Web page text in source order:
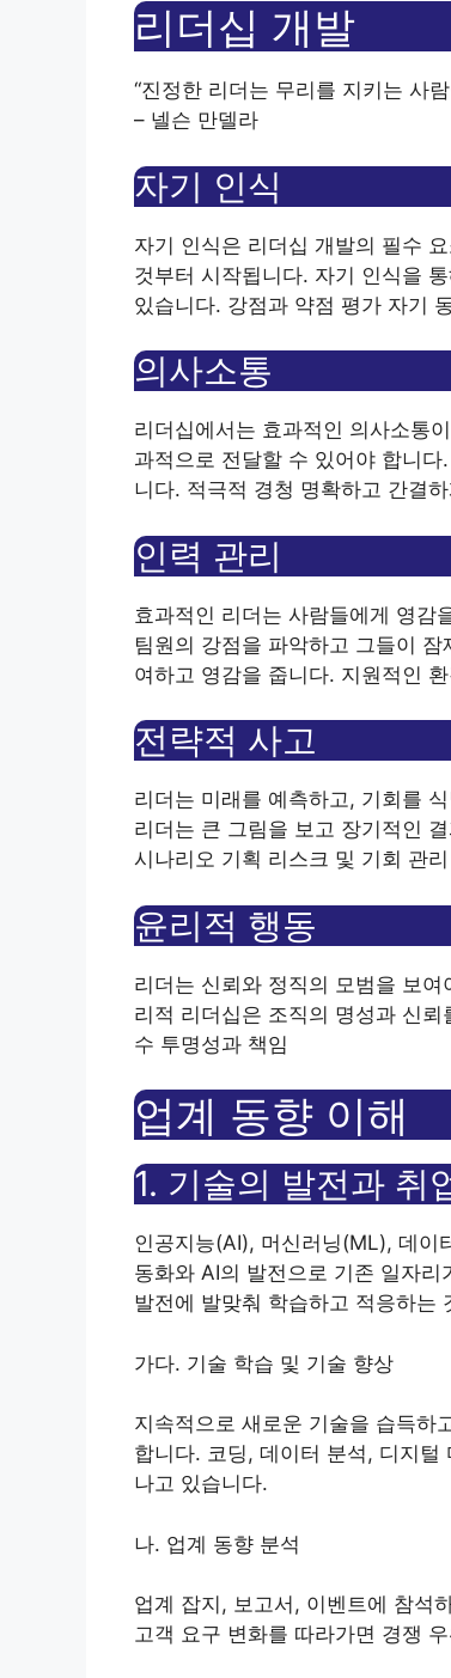
리더십 개발
“진정한 리더는 무리를 지키는 사
– 넬슨 만델라
자기 인식
자기 인식은 리더십 개발의 필수
것부터 시작됩니다. 자기 인식을
있습니다. 강점과 약점 평가 자기
의사소통
리더십에서는 효과적인 의사소통
과적으로 전달할 수 있어야 합니
니다. 적극적 경청 명확하고 간결
인력 관리
효과적인 리더는 사람들에게 영감
팀원의 강점을 파악하고 그들이
여하고 영감을 줍니다. 지원적인
전략적 사고
리더는 미래를 예측하고, 기회를
리더는 큰 그림을 보고 장기적인
시나리오 기획 리스크 및 기회 관리
윤리적 행동
리더는 신뢰와 정직의 모범을 보
리적 리더십은 조직의 명성과 신
수 투명성과 책임
업계 동향 이해
1. 기술의 발전과 취
인공지능(AI), 머신러닝(ML), 데이
동화와 AI의 발전으로 기존 일자
발전에 발맞춰 학습하고 적응하는
가다. 기술 학습 및 기술 향상
지속적으로 새로운 기술을 습득하
합니다. 코딩, 데이터 분석, 디지털
나고 있습니다.
나. 업계 동향 분석
업계 잡지, 보고서, 이벤트에 참석
고객 요구 변화를 따라가면 경쟁